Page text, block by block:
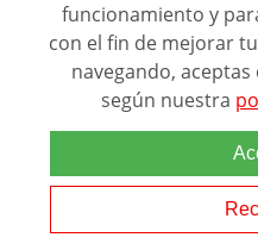
Ver
funcionamiento y
con el fin de mejorar
navegando,
según nuestra